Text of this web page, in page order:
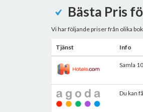
Bästa Pris
Vi har följande priser från olika
Tjänst Info
Samla
Du kan